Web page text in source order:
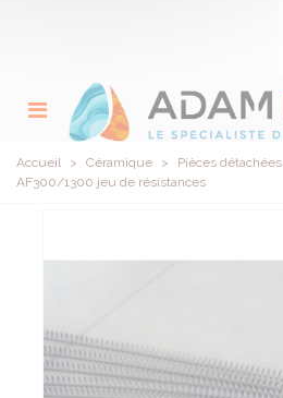
Accueil > Céramique > Pièces détachées
AF300/1300 jeu de résistances